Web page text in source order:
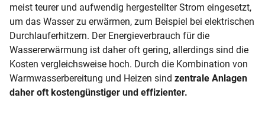
meist teurer und aufwendig hergestellter Strom eingesetzt,
um das Wasser zu erwärmen, zum Beispiel bei elektrischen
Durchlauferhitzern. Der Energieverbrauch für die
Wassererwärmung ist daher oft gering, allerdings sind die
Kosten vergleichsweise hoch. Durch die Kombination von
Warmwasserbereitung und Heizen sind zentrale Anlagen
daher oft kostengünstiger und effizienter.